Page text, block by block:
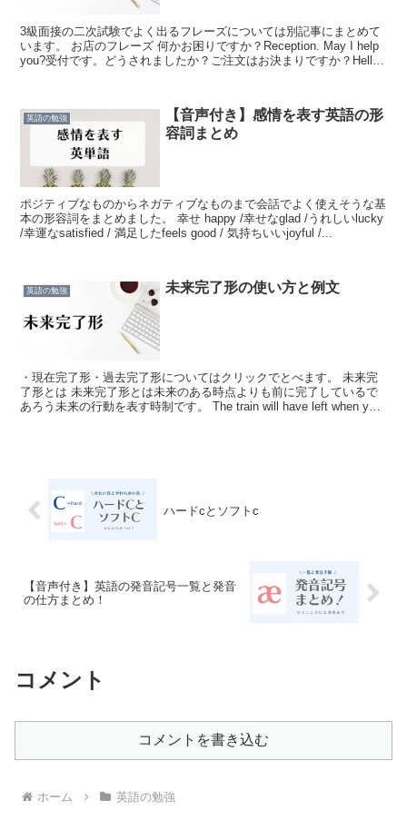
3級面接の二次試験でよく出るフレーズについては別記事にまとめて
います。 お店のフレーズ 何かお困りですか？Reception. May I help
you?受付です。どうされましたか？ご注文はお決まりですか？Hello.
英語の勉強
【音声付き】感情を表す英語の形
容詞まとめ
ポジティブなものからネガティブなものまで会話でよく使えそうな基
本の形容詞をまとめました。 幸せ happy /幸せなglad /うれしいlucky
/幸運なsatisfied / 満足したfeels good / 気持ちいいjoyful /...
英語の勉強 未来完了形の使い方と例文
・現在完了形・過去完了形についてはクリックでとべます。 未来完
了形とは 未来完了形とは未来のある時点よりも前に完了しているで
あろう未来の行動を表す時制です。 The train will have left when you
ハードcとソフトc
【音声付き】英語の発音記号一覧と発音
の仕方まとめ！
コメント
コメントを書き込む
ホーム 英語の勉強